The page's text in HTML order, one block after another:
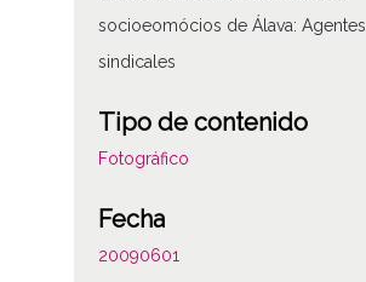
socioeomócios de Álava: Agentes
sindicales
Tipo de contenido
Fotográfico
Fecha
20090601